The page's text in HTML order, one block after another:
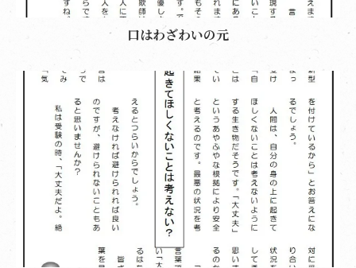
口はわざわいの元